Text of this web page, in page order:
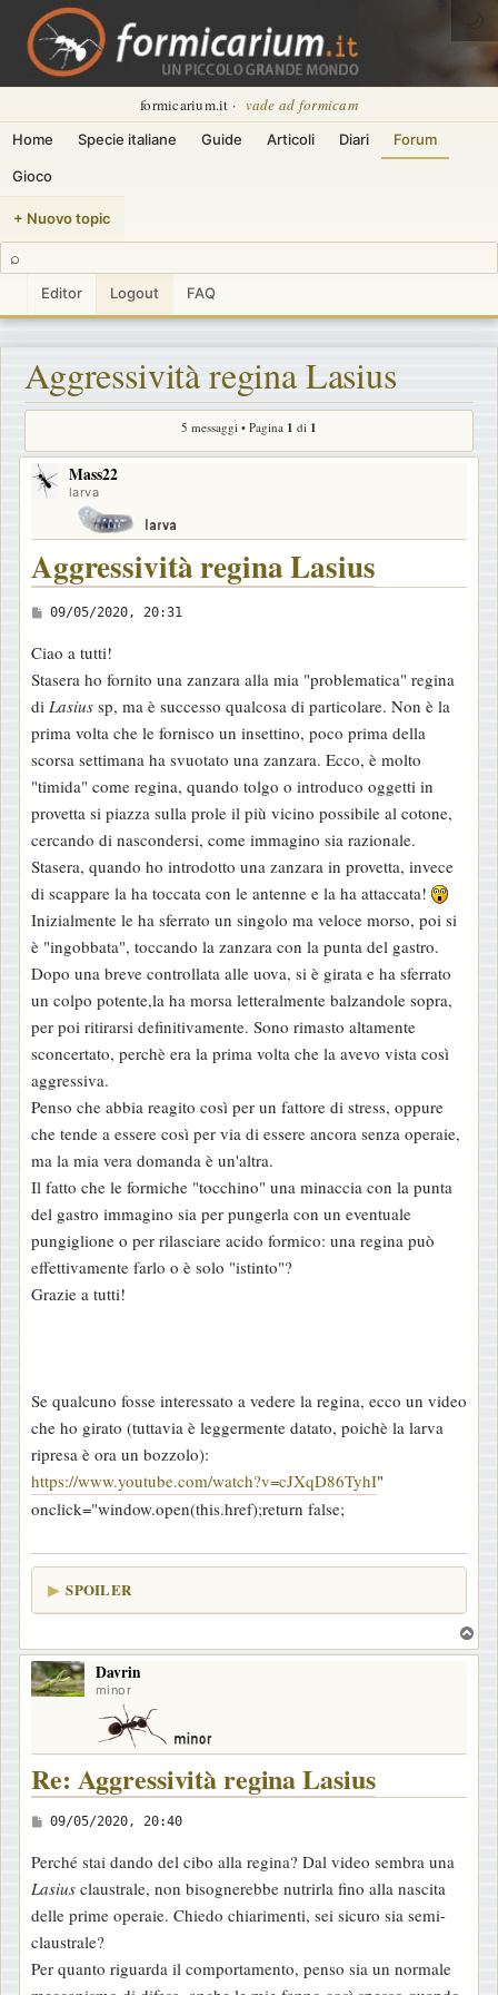
formicarium.it · vade ad formicam
Home Specie italiane Guide Articoli Diari Forum
Gioco
+ Nuovo topic
⌕
Editor Logout FAQ
🌙
Aggressività regina Lasius
5 messaggi • Pagina 1 di 1
Mass22
larva
Aggressività regina Lasius
M
s
s
a
g
g
i
o
09/05/2020, 20:31
Ciao a tutti!
Stasera ho fornito una zanzara alla mia "problematica" regina
di Lasius sp, ma è successo qualcosa di particolare. Non è la
prima volta che le fornisco un insettino, poco prima della
scorsa settimana ha svuotato una zanzara. Ecco, è molto
"timida" come regina, quando tolgo o introduco oggetti in
provetta si piazza sulla prole il più vicino possibile al cotone,
cercando di nascondersi, come immagino sia razionale.
Stasera, quando ho introdotto una zanzara in provetta, invece
di scappare la ha toccata con le antenne e la ha attaccata!
Inizialmente le ha sferrato un singolo ma veloce morso, poi si
è "ingobbata", toccando la zanzara con la punta del gastro.
Dopo una breve controllata alle uova, si è girata e ha sferrato
un colpo potente,la ha morsa letteralmente balzandole sopra,
per poi ritirarsi definitivamente. Sono rimasto altamente
sconcertato, perchè era la prima volta che la avevo vista così
aggressiva.
Penso che abbia reagito così per un fattore di stress, oppure
che tende a essere così per via di essere ancora senza operaie,
ma la mia vera domanda è un'altra.
Il fatto che le formiche "tocchino" una minaccia con la punta
del gastro immagino sia per pungerla con un eventuale
pungiglione o per rilasciare acido formico: una regina può
effettivamente farlo o è solo "istinto"?
Grazie a tutti!
Se qualcuno fosse interessato a vedere la regina, ecco un video
che ho girato (tuttavia è leggermente datato, poichè la larva
ripresa è ora un bozzolo):
https://www.youtube.com/watch?v=cJXqD86TyhI"
onclick="window.open(this.href);return false;
SPOILER
o
Davrin
minor
Re: Aggressività regina Lasius
M
s
s
a
g
g
09/05/2020, 20:40
Perché stai dando del cibo alla regina? Dal video sembra una
Lasius claustrale, non bisognerebbe nutrirla fino alla nascita
delle prime operaie. Chiedo chiarimenti, sei sicuro sia semi-
claustrale?
Per quanto riguarda il comportamento, penso sia un normale